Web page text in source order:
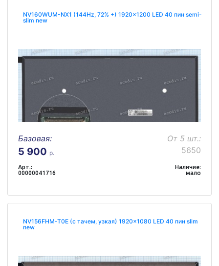
NV160WUM-NX1 (144Hz, 72% +) 1920x1200 LED 40 пин semi-
slim new
Базовая:
5 900 р.
От 5 шт.:
5650
Арт.:
00000041716
Наличие:
мало
NV156FHM-T0E (с тачем, узкая) 1920x1080 LED 40 пин slim
new